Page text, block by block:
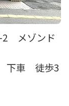
2 メゾンド
下車 徒歩3